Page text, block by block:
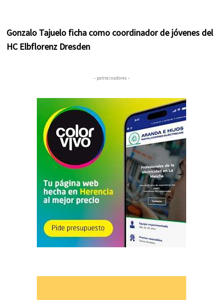
Gonzalo Tajuelo ficha como coordinador de jóvenes del
HC Elbflorenz Dresden
– patrocinadores –